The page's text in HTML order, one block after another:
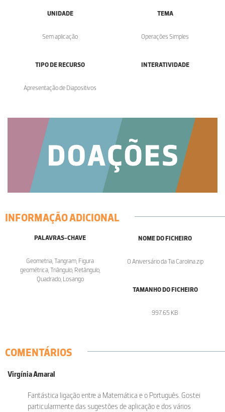
UNIDADE
Sem aplicação
TEMA
Operações Simples
TIPO DE RECURSO
Apresentação de Diapositivos
INTERATIVIDADE
INFORMAÇÃO ADICIONAL
PALAVRAS-CHAVE
Geometria, Tangram, Figura
geométrica, Triângulo, Retângulo,
Quadrado, Losango
NOME DO FICHEIRO
O Aniversário da Tia Carolina.zip
TAMANHO DO FICHEIRO
997.65 KB
COMENTÁRIOS
Virgínia Amaral
Fantástica ligação entre a Matemática e o Português. Gostei
particularmente das sugestões de aplicação e dos vários